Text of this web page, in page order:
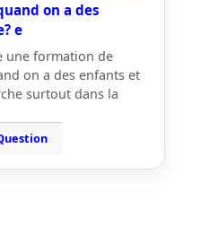
on a des
e
une formation de
on a des enfants et
surtout dans la